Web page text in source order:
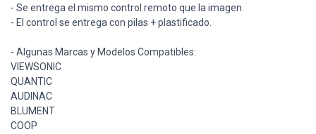
- Se entrega el mismo control remoto que la imagen.
- El control se entrega con pilas + plastificado.
- Algunas Marcas y Modelos Compatibles:
VIEWSONIC
QUANTIC
AUDINAC
BLUMENT
COOP